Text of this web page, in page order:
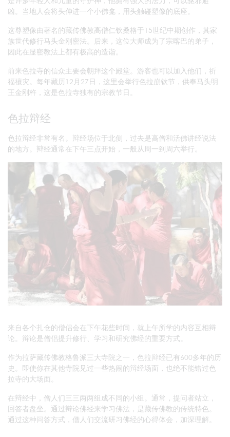
凶。当地人会将头伸进一个小佛龛，用头触碰塑像的底座。
这尊塑像由著名的藏传佛教高僧仁钦桑格于15世纪中期创作，其家
族世代修行马头金刚密法。后来，这位大师成为了宗喀巴的弟子，
因此在显密教法上都有极高的造诣。
前来色拉寺的信众主要会朝拜这个殿堂。游客也可以加入他们，祈
福禳灾。每年藏历12月27日，这里会举行色拉崩钦节，供奉马头明
王金刚杵，这是色拉寺独有的宗教节日。
色拉辩经
色拉辩经非常有名。辩经场位于北侧，过去是高僧和活佛讲经说法
的地方。辩经通常在下午三点开始，一般从周一到周六举行。
来自各个扎仓的僧侣会在下午花些时间，就上午所学的内容互相辩
论。辩论是僧侣提升修行、学习和研究佛经的重要方式。
作为拉萨藏传佛教格鲁派三大寺院之一，色拉辩经已有600多年的历
史。即使你在其他寺院见过一些热闹的辩经场面，也绝不能错过色
拉寺的大场面。
在辩经中，僧人们三三两两组成不同的小组。通常，提问者站立，
回答者盘坐。通过辩论佛经来学习佛法，是藏传佛教的传统特色。
通过这种问答方式，僧人们交流研习佛经的心得体会，加深理解。